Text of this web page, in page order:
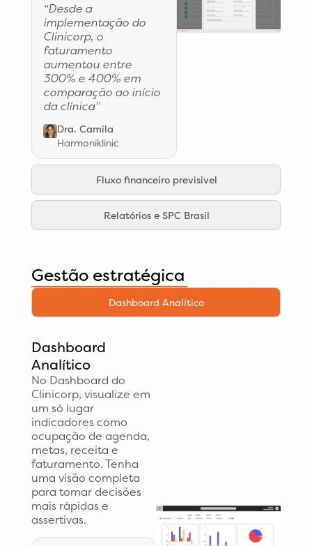
Fluxo financeiro previsivel
Relatórios e SPC Brasil
“Desde a
implementação do
Clinicorp, o
faturamento
aumentou entre
300% e 400% em
comparação ao início
da clínica”
Dra. Camila
Harmoniklinic
Gestão estratégica
Dashboard Analítico
Dashboard
Analítico
No Dashboard do
Clinicorp, visualize em
um só lugar
indicadores como
ocupação de agenda,
metas, receita e
faturamento. Tenha
uma visão completa
para tomar decisões
mais rápidas e
assertivas.